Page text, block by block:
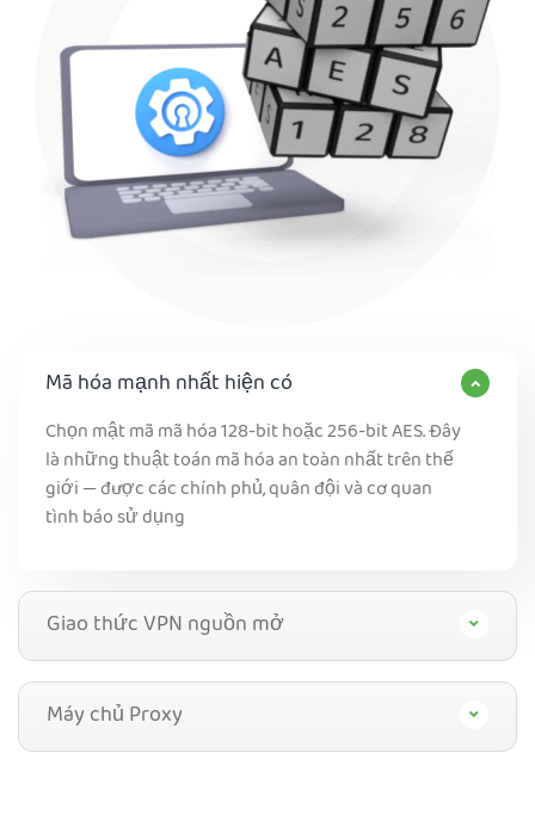
Mã hóa mạnh nhất hiện có
Chọn mật mã mã hóa 128-bit hoặc 256-bit AES. Đây
là những thuật toán mã hóa an toàn nhất trên thế
giới — được các chính phủ, quân đội và cơ quan
tình báo sử dụng
Giao thức VPN nguồn mở
Máy chủ Proxy